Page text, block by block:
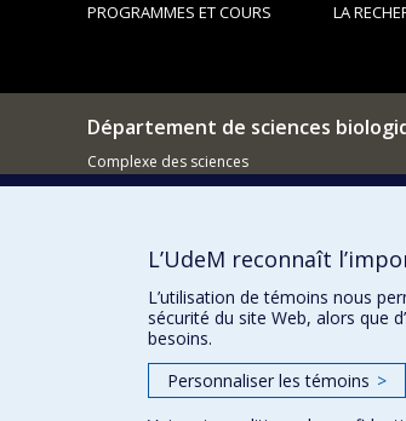
PROGRAMMES ET COURS LA
Département de sciences
Complexe des sciences
1375 Avenue Thérèse-Lavoie-Roux
514-343-6111 poste 14745
L’UdeM reconnaît
L’utilisation de témoins nous
sécurité du site Web, alors que
besoins.
Personnaliser les témoins >